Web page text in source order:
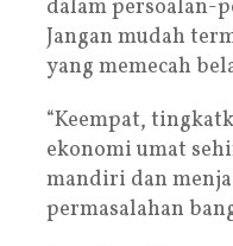
dalam persoalan-
Jangan mudah
yang memecah
“Keempat,
ekonomi umat
mandiri dan
permasalahan